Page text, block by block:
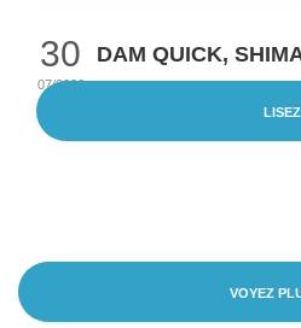
30
07/2026
DAM QUICK,
VOYEZ